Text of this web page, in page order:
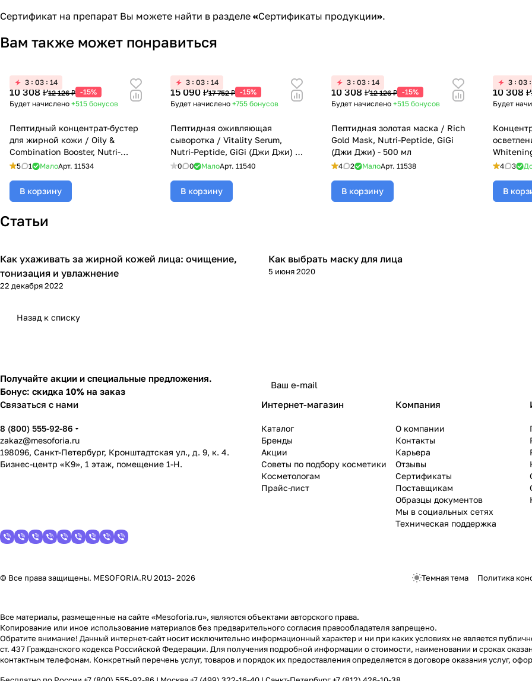
Сертификат на препарат Вы можете найти в разделе «Сертификаты продукции».
Вам также может понравиться
3 03 14
10 308 ₽12 126 ₽ -15%
Будет начислено +515 бонусов
Пептидный концентрат-бустер
для жирной кожи / Oily &
Combination Booster, Nutri-
Peptide, GiGi (Джи Джи) - 120 мл
5 1 МалоАрт. 11534
В корзину
3 03 14
15 090 ₽17 752 ₽ -15%
Будет начислено +755 бонусов
Пептидная оживляющая
сыворотка / Vitality Serum,
Nutri-Peptide, GiGi (Джи Джи) -
120 мл
0 0 МалоАрт.11540
В корзину
3 03 14
10 308 ₽12 126 ₽ -15%
Будет начислено +515 бонусов
Пептидная золотая маска / Rich
Gold Mask, Nutri-Peptide, GiGi
(Джи Джи) - 500 мл
4 2 МалоАрт.11538
В корзину
3 03
10 308 ₽
Будет
Peptide,
4 3
В
Статьи
Уход за лицом
Как ухаживать за жирной кожей лица: очищение,
тонизация и увлажнение
22 декабря 2022
Уход за лицом
Как выбрать маску для лица
5 июня 2020
Назад к списку
Получайте акции и специальные предложения.
Бонус: скидка 10% на заказ
Связаться с нами
8 (800) 555-92-86
zakaz@mesoforia.ru
198096, Санкт-Петербург, Кронштадтская ул., д. 9, к. 4.
Бизнес-центр «К9», 1 этаж, помещение 1-Н.
Интернет-магазин
Каталог
Бренды
Акции
Советы по подбору косметики
Косметологам
Прайс-лист
Компания
О компании
Контакты
Карьера
Отзывы
Сертификаты
Поставщикам
Образцы документов
Мы в социальных сетях
Техническая поддержка
© Все права защищены. MESOFORIA.RU 2013- 2026 Темная тема Политика
Все материалы, размещенные на сайте «Mesoforia.ru», являются объектами авторского права.
Копирование или иное использование материалов без предварительного согласия правообладателя запрещено.
Обратите внимание! Данный интернет-сайт носит исключительно информационный характер и ни при каких условиях не является
ст. 437 Гражданского кодекса Российской Федерации. Для получения подробной информации о стоимости, наименовании и сроках
контактным телефонам. Конкретный перечень услуг, товаров и порядок их предоставления определяется в договоре оказания услуг,